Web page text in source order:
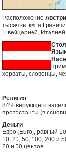
Расположение
тысяч кв. км. а
Швейцарией,
хорваты, словенцы,
Религия
84% верующего
протестанты (в
Деньги
Евро (Euro), равный
10, 20, 50, 100, 200 и
20 и 50 центов.